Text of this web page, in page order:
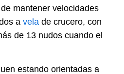
mantener velocidades
a vela de crucero, con
de 13 nudos cuando el
estando orientadas a